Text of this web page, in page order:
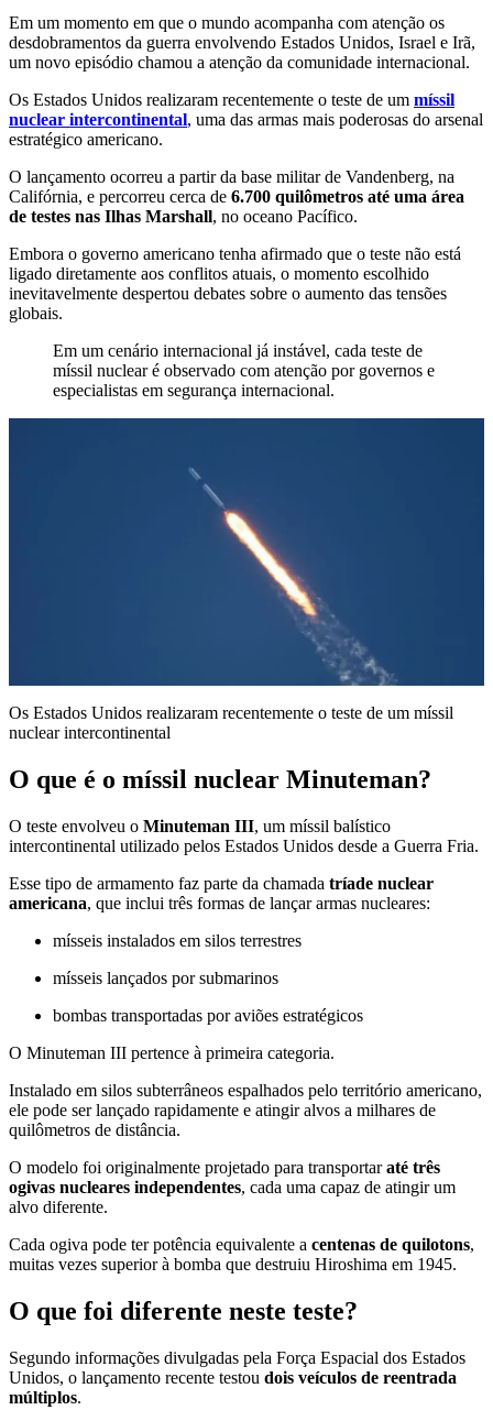
Em um momento em que o mundo acompanha com atenção os
desdobramentos da guerra envolvendo Estados Unidos, Israel e Irã,
um novo episódio chamou a atenção da comunidade internacional.
Os Estados Unidos realizaram recentemente o teste de um míssil
nuclear intercontinental, uma das armas mais poderosas do arsenal
estratégico americano.
O lançamento ocorreu a partir da base militar de Vandenberg, na
Califórnia, e percorreu cerca de 6.700 quilômetros até uma área
de testes nas Ilhas Marshall, no oceano Pacífico.
Embora o governo americano tenha afirmado que o teste não está
ligado diretamente aos conflitos atuais, o momento escolhido
inevitavelmente despertou debates sobre o aumento das tensões
globais.
Em um cenário internacional já instável, cada teste de
míssil nuclear é observado com atenção por governos e
especialistas em segurança internacional.
Os Estados Unidos realizaram recentemente o teste de um míssil
nuclear intercontinental
O que é o míssil nuclear Minuteman?
O teste envolveu o Minuteman III, um míssil balístico
intercontinental utilizado pelos Estados Unidos desde a Guerra Fria.
Esse tipo de armamento faz parte da chamada tríade nuclear
americana, que inclui três formas de lançar armas nucleares:
mísseis instalados em silos terrestres
mísseis lançados por submarinos
bombas transportadas por aviões estratégicos
O Minuteman III pertence à primeira categoria.
Instalado em silos subterrâneos espalhados pelo território americano,
ele pode ser lançado rapidamente e atingir alvos a milhares de
quilômetros de distância.
O modelo foi originalmente projetado para transportaraté três
ogivas nucleares independentes, cada uma capaz de atingir um
alvo diferente.
Cada ogiva pode ter potência equivalente a centenas de quilotons,
muitas vezes superior à bomba que destruiu Hiroshima em 1945.
O que foi diferente neste teste?
Segundo informações divulgadas pela Força Espacial dos Estados
Unidos, o lançamento recente testou dois veículos de reentrada
múltiplos.